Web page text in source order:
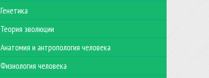
Генетика
Теория эволюции
Анатомия и антропология человека
Физиология человека